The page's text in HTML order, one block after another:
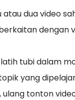
atau dua video
dengan
tubi dalam
yang
tonton